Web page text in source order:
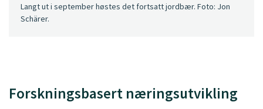
Langt ut i september høstes det fortsatt jordbær. Foto: Jon
Schärer.
Forskningsbasert næringsutvikling